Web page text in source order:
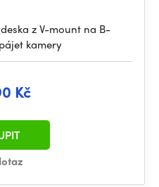
z V-mount na B-
kamery
Kč